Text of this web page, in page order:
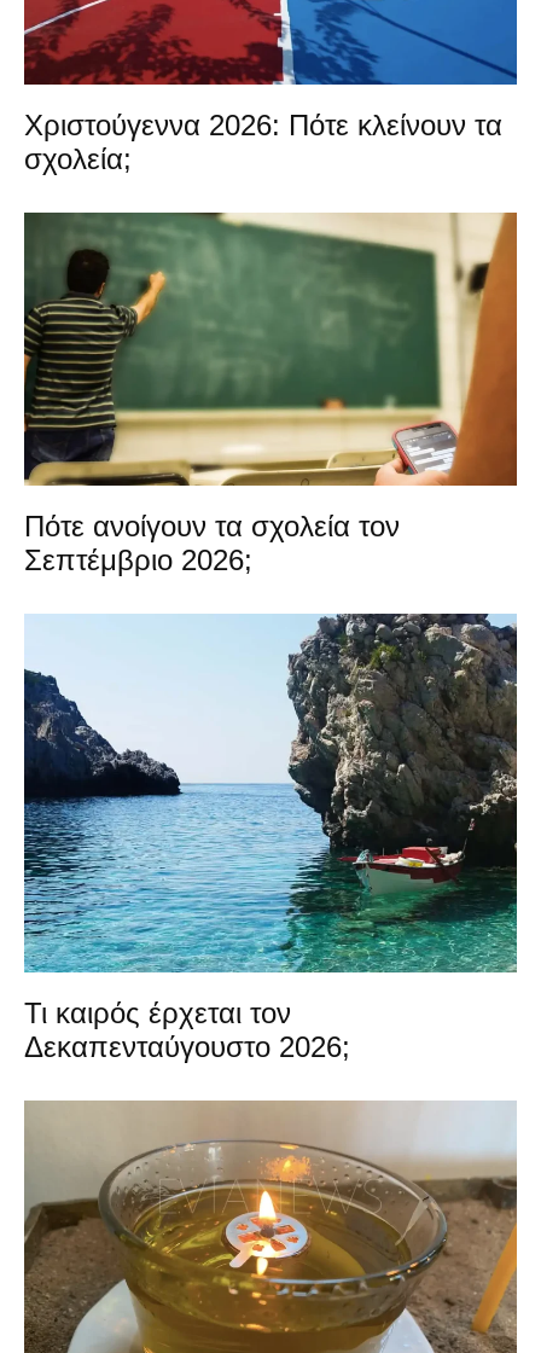
Χριστούγεννα 2026: Πότε κλείνουν τα
σχολεία;
Πότε ανοίγουν τα σχολεία τον
Σεπτέμβριο 2026;
Τι καιρός έρχεται τον
Δεκαπενταύγουστο 2026;